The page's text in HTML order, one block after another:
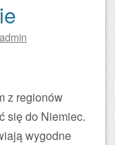
admin
z regionów
się do Niemiec.
wygodne